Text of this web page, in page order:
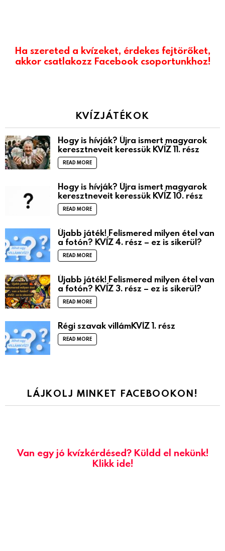
Ha szereted a kvízeket, érdekes fejtörőket,
akkor csatlakozz Facebook csoportunkhoz!
KVÍZJÁTÉKOK
Hogy is hívják? Újra ismert magyarok
keresztneveit keressük KVÍZ 11. rész
READ MORE
Hogy is hívják? Újra ismert magyarok
keresztneveit keressük KVÍZ 10. rész
READ MORE
Újabb játék! Felismered milyen étel van
a fotón? KVÍZ 4. rész – ez is sikerül?
READ MORE
Újabb játék! Felismered milyen étel van
a fotón? KVÍZ 3. rész – ez is sikerül?
READ MORE
Régi szavak villámKVÍZ 1. rész
READ MORE
LÁJKOLJ MINKET FACEBOOKON!
Van egy jó kvízkérdésed? Küldd el nekünk!
Klikk ide!